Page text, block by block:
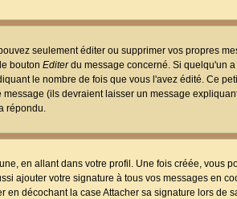
seulement éditer ou supprimer vos propres
bouton Editerdu message concerné. Si quelqu'un
le nombre de fois que vous l'avez édité. Ce
(ils devraient laisser un message
répondu.
en allant dans votre profil. Une fois créée, vous
ajouter votre signature à tous vos messages en
décochant la case Attacher sa signature lors de